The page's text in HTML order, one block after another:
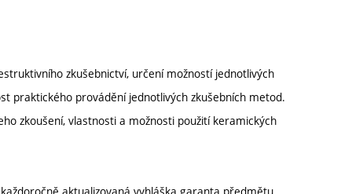
zkušebnictví, určení možností jednotlivých
praktického provádění jednotlivých zkušebních metod.
zkoušení, vlastnosti a možnosti použití keramických